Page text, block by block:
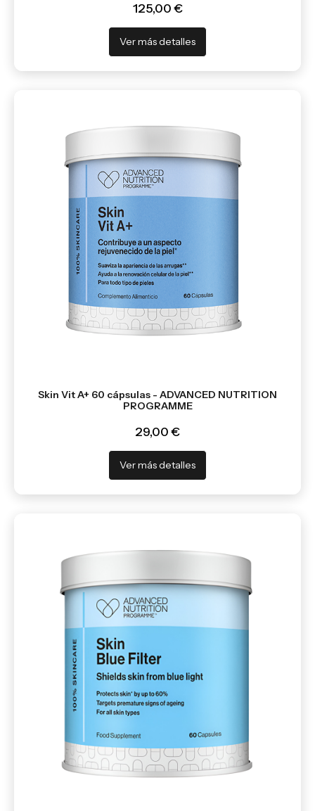
125,00 €
Ver más detalles
Skin Vit A+ 60 cápsulas - ADVANCED NUTRITION
PROGRAMME
29,00 €
Ver más detalles